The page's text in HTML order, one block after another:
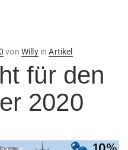
von WillyinArtikel
für den
2020